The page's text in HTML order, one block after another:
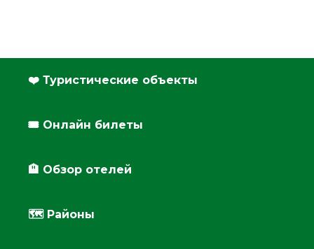
❤️ Туристические объекты
🎟️ Онлайн билеты
🏨 Обзор отелей
🗺 Районы